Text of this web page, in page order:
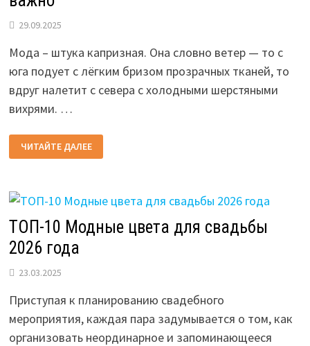
29.09.2025
Мода – штука капризная. Она словно ветер — то с
юга подует с лёгким бризом прозрачных тканей, то
вдруг налетит с севера с холодными шерстяными
вихрями. …
МОДНЫЕ
ТКАНИ
2026:
МАТЕРИАЛЫ
ВЫБИРАЕМ
И
ПОЧЕМУ
ЭТО
ВАЖНО
ЧИТАЙТЕ ДАЛЕЕ
ТОП-10 Модные цвета для свадьбы
2026 года
23.03.2025
Приступая к планированию свадебного
мероприятия, каждая пара задумывается о том, как
организовать неординарное и запоминающееся